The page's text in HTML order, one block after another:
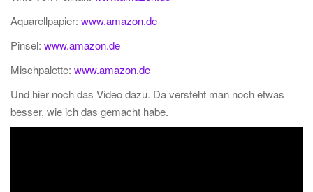
Aquarellpapier: www.amazon.de
Pinsel: www.amazon.de
Mischpalette: www.amazon.de
Und hier noch das Video dazu. Da versteht man noch etwas
besser, wie ich das gemacht habe.